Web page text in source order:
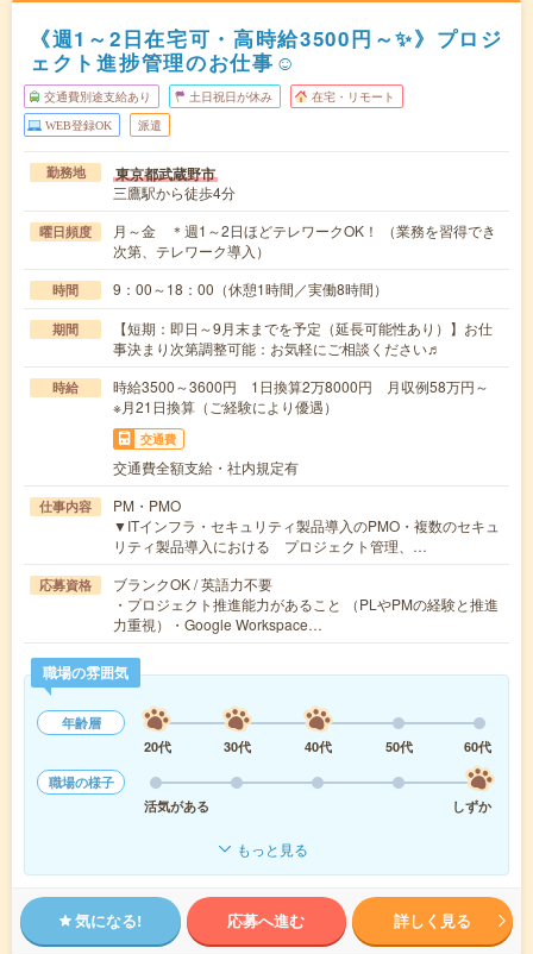
《週1～2日在宅可・高時給3500円～✨》プロジ
ェクト進捗管理のお仕事☺
交通費別途支給あり 土日祝日が休み 在宅・リモート
WEB登録OK 派遣
勤務地 東京都武蔵野市
三鷹駅から徒歩4分
曜日頻度
月～金 ＊週1～2日ほどテレワークOK！ （業務を習得でき
次第、テレワーク導入）
時間 9：00～18：00（休憩1時間／実働8時間）
期間
【短期：即日～9月末までを予定（延長可能性あり）】お仕
事決まり次第調整可能：お気軽にご相談ください♬
時給
時給3500～3600円 1日換算2万8000円 月収例58万円～
※月21日換算（ご経験により優遇）
交通費
交通費全額支給・社内規定有
仕事内容
PM・PMO
▼ITインフラ・セキュリティ製品導入のPMO・複数のセキュ
リティ製品導入における プロジェクト管理、…
応募資格
ブランクOK / 英語力不要
・プロジェクト推進能力があること （PLやPMの経験と推進
力重視）・Google Workspace…
職場の雰囲気
年齢層
20代
30代 40代 50代
60代
職場の様子
活気がある
しずか
もっと見る
気になる! 応募へ進む 詳しく見る